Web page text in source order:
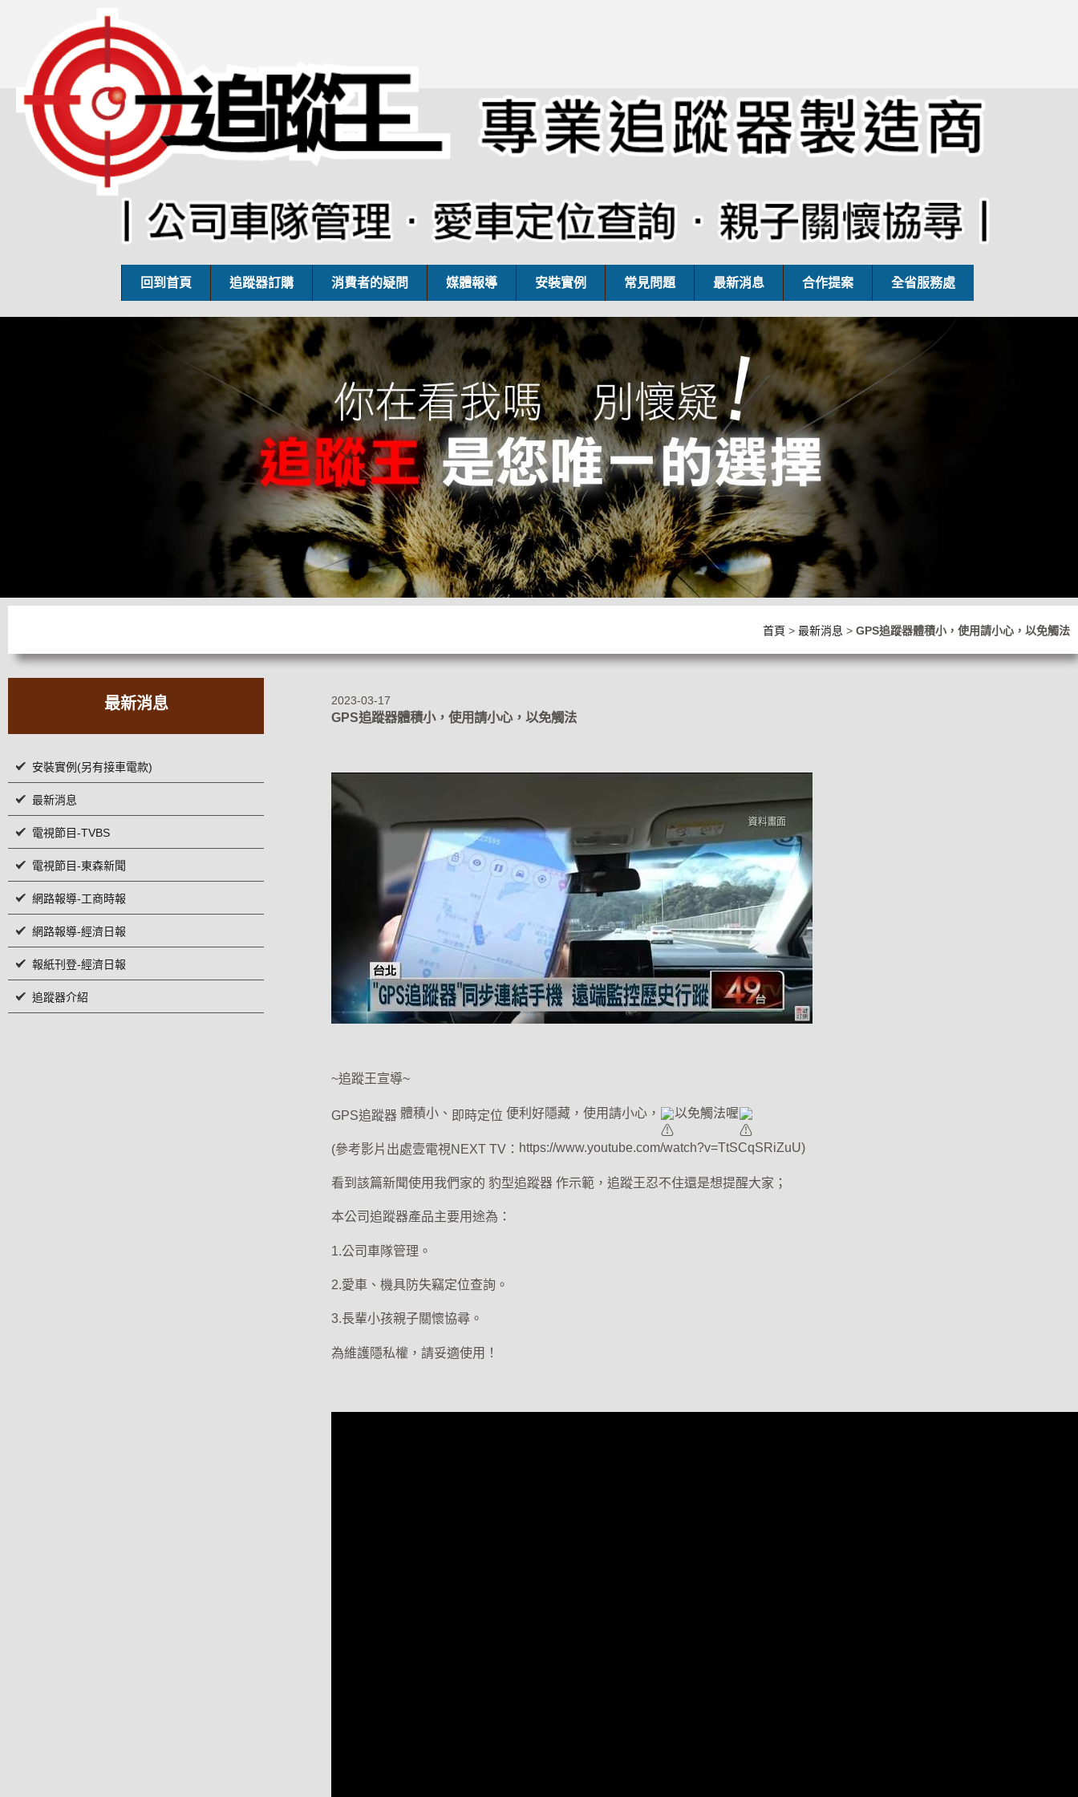
回到首頁 追蹤器訂購 消費者的疑問 媒體報導 安裝實例 常見問題 最新消息 合作提案 全省服務處
首頁 > 最新消息 > GPS追蹤器體積小，使用請小心，以免觸法
2023-03-17
GPS追蹤器體積小，使用請小心，以免觸法
~追蹤王宣導~
GPS追蹤器 體積小、 即時定位 便利好隱藏，使用請小心， 以免觸法喔
(參考影片出處壹電視NEXT TV： https://www.youtube.com/watch?v=TtSCqSRiZuU)
看到該篇新聞使用我們家的 豹型追蹤器 作示範，追蹤王忍不住還是想提醒大家；
本公司追蹤器產品主要用途為：
1.公司車隊管理。
2.愛車、機具防失竊定位查詢。
3.長輩小孩親子關懷協尋。
為維護隱私權，請妥適使用！
最新消息
安裝實例(另有接車電款)
最新消息
電視節目-TVBS
電視節目-東森新聞
網路報導-工商時報
網路報導-經濟日報
報紙刊登-經濟日報
追蹤器介紹